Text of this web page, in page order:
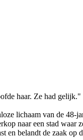
haar. Ze had gelijk."
lichaam van de
naar een stad
belandt de zaak op